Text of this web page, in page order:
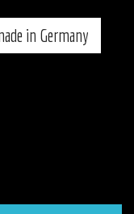
in Germany